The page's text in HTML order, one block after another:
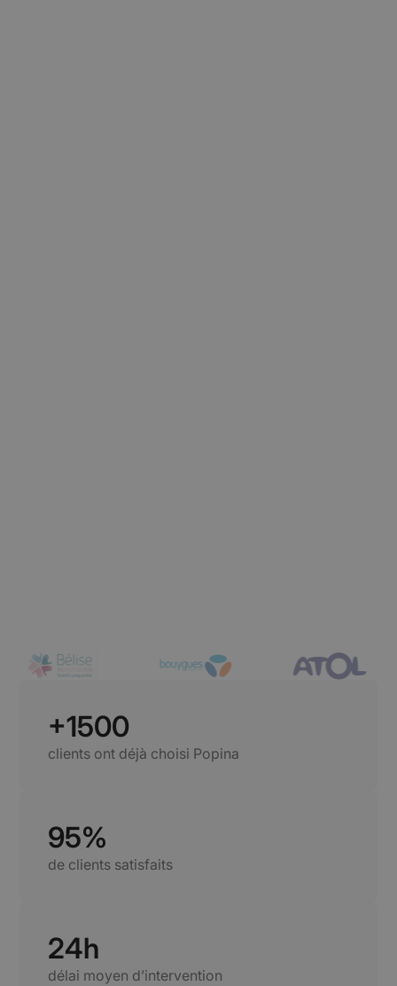
+1500
clients ont déjà choisi Popina
95%
de clients satisfaits
24h
délai moyen d’intervention